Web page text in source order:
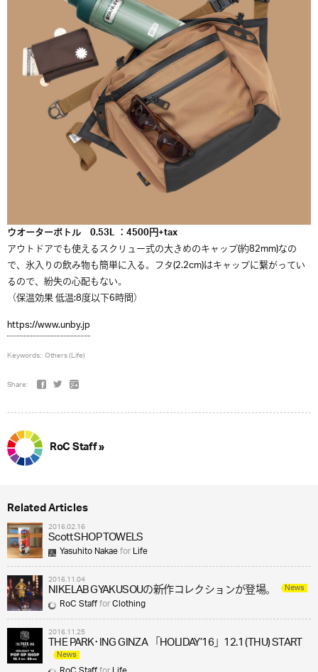
ウオーターボトル 0.53L ：4500円+tax
アウトドアでも使えるスクリュー式の大きめのキャップ(約82mm)なの
で、氷入りの飲み物も簡単に入る。フタ(2.2cm)はキャップに繋がってい
るので、紛失の心配もない。
（保温効果 低温:8度以下6時間）
https://www.unby.jp
Keywords: Others (Life)
Share:
RoC Staff »
Related Articles
2016.02.16
Scott SHOP TOWELS
Yasuhito NakaeforLife
2016.11.04
NIKELAB GYAKUSOUの新作コレクションが登場。 News
RoC StaffforClothing
2016.11.25
THE PARK･ING GINZA 「HOLIDAY’16」12.1 (THU) START
News